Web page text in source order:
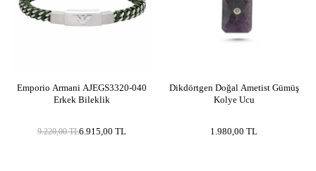
Emporio Armani AJEGS3320-040
Erkek Bileklik
9.220,00TL6.915,00 TL
Dikdörtgen Doğal Ametist Gümüş
Kolye Ucu
1.980,00 TL